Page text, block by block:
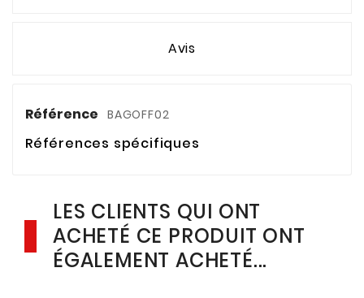
Avis
Référence BAGOFF02
Références spécifiques
LES CLIENTS QUI ONT
ACHETÉ CE PRODUIT ONT
ÉGALEMENT ACHETÉ...